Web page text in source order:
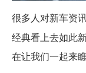
很多人对新车资
经典看上去如此
在让我们一起来